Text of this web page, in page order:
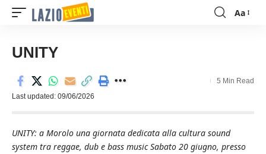
Font
Aa
UNITY
Last updated: 09/06/2026
5 Min Read
UNITY: a Morolo una giornata dedicata alla cultura sound
system tra reggae, dub e bass music Sabato 20 giugno, presso